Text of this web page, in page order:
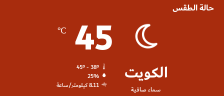
حالة الطقس
الكويت
سماء صافية
45
℃
45º - 38º
25%
8.11 كيلومتر/ساعة